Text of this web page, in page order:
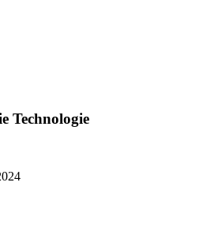
Technologie